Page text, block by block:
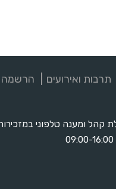
תרבות ואירועים הרשמה
קהל ומענה טלפוני
09:00-16:00